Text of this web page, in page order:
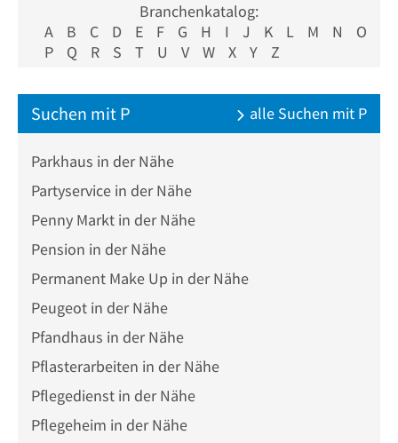
Branchenkatalog:
A
B C D E F G H I J K L M N
O
P
Q R S T U V W X Y Z
Suchen mit P alle Suchen mit P
Parkhaus in der Nähe
Partyservice in der Nähe
Penny Markt in der Nähe
Pension in der Nähe
Permanent Make Up in der Nähe
Peugeot in der Nähe
Pfandhaus in der Nähe
Pflasterarbeiten in der Nähe
Pflegedienst in der Nähe
Pflegeheim in der Nähe